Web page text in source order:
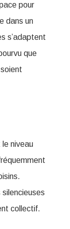
pour
dans un
s’adaptent
que
niveau
collectif.